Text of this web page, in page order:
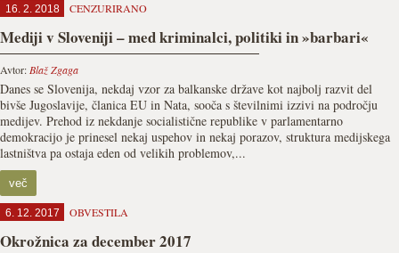
16. 2. 2018 CENZURIRANO
Mediji v Sloveniji – med kriminalci, politiki in »barbari«
Avtor: Blaž Zgaga
Danes se Slovenija, nekdaj vzor za balkanske države kot najbolj razvit del
bivše Jugoslavije, članica EU in Nata, sooča s številnimi izzivi na področju
medijev. Prehod iz nekdanje socialistične republike v parlamentarno
demokracijo je prinesel nekaj uspehov in nekaj porazov, struktura medijskega
lastništva pa ostaja eden od velikih problemov,...
več
6. 12. 2017 OBVESTILA
Okrožnica za december 2017